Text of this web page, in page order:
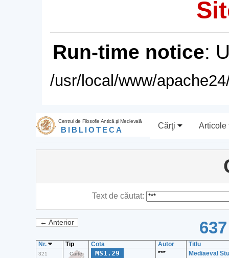
Run-time notice:
/usr/local/www/
Centrul de Filosofie Antică şi Medievală
BIBLIOTECA Cărţi Articole
Text de căutat:
← Anterior
Nr. Tip Cota Autor Titlu
321 Carte MS1.29 *** Mediaeval